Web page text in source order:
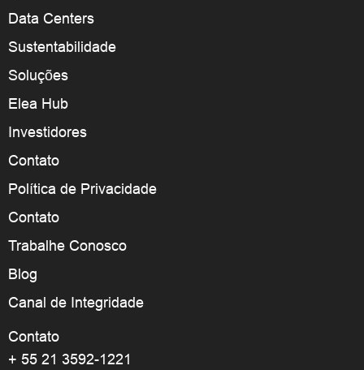
Data Centers
Sustentabilidade
Soluções
Elea Hub
Investidores
Contato
Política de Privacidade
Contato
Trabalhe Conosco
Blog
Canal de Integridade
Contato
+ 55 21 3592-1221